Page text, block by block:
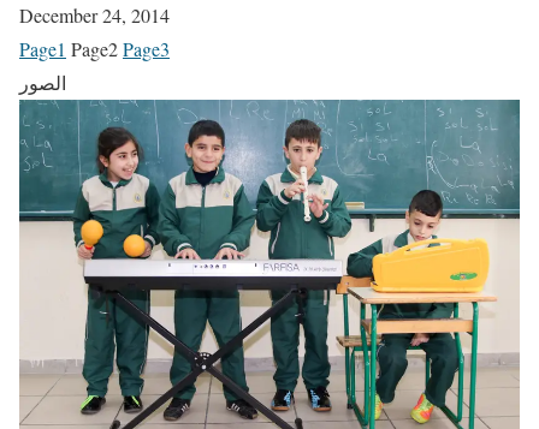
December 24, 2014
Page1 Page2Page3
الصور